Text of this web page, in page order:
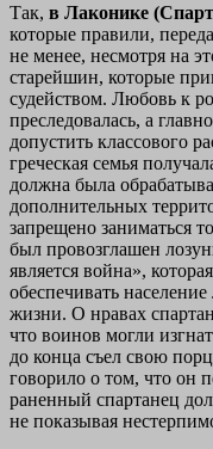
Так, в Лаконике
которые правили,
не менее, несмотря на
старейшин, которые
судейством. Любовь к
преследовалась, а
допустить классового
греческая семья
должна была
дополнительных
запрещено заниматься
был провозглашен
является война»,
обеспечивать
жизни. О нравах
что воинов могли
до конца съел свою
говорило о том, что он
раненный спартанец
не показывая